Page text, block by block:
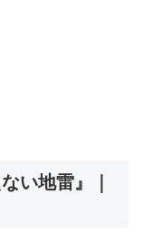
い地雷』｜